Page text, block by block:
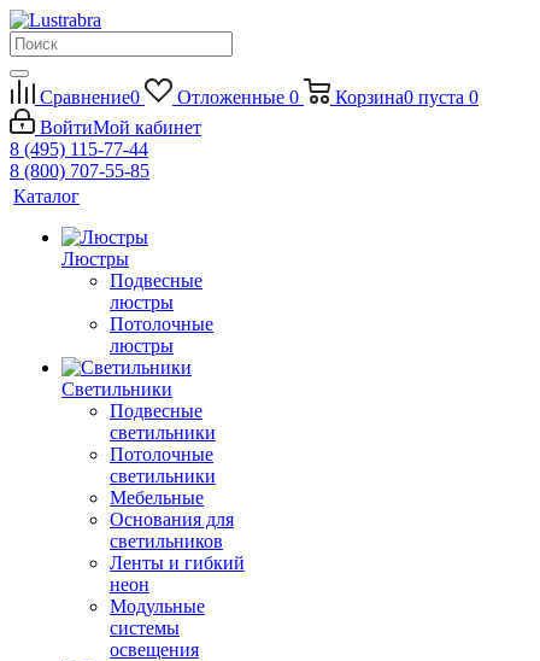
Сравнение0 Отложенные 0 Корзина0 пуста 0
ВойтиМой кабинет
8 (495) 115-77-44
8 (800) 707-55-85
Каталог
Люстры
Подвесные
люстры
Потолочные
люстры
Светильники
Подвесные
светильники
Потолочные
светильники
Мебельные
Основания для
светильников
Ленты и гибкий
неон
Модульные
системы
освещения